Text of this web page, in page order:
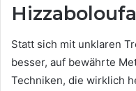
Statt sich mit unklaren
besser, auf bewährte
Techniken, die wirklich